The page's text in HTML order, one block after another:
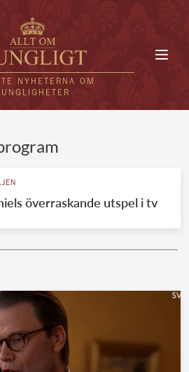
NYHETERNA OM
KUNGAHUS
kungahuset
kungahuset
kungahuset
överraskande utspel i tv